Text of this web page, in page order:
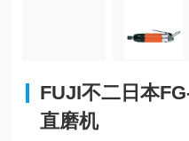
FUJI不二日本
直磨机